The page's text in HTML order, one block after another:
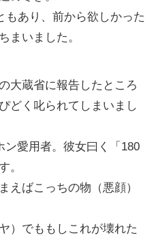
もあり、前から欲しかった
まいました。
大蔵省に報告したところ
どく叱られてしまいまし
ン愛用者。彼女曰く「 180
。
えばこっちの物（悪顔）
）でももしこれが壊れた